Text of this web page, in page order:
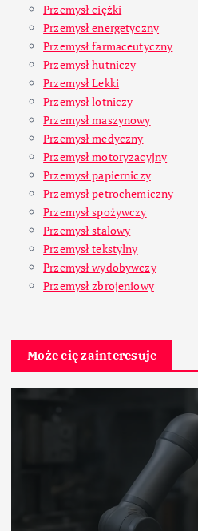
Przemysł ciężki
Przemysł energetyczny
Przemysł farmaceutyczny
Przemysł hutniczy
Przemysł Lekki
Przemysł lotniczy
Przemysł maszynowy
Przemysł medyczny
Przemysł motoryzacyjny
Przemysł papierniczy
Przemysł petrochemiczny
Przemysł spożywczy
Przemysł stalowy
Przemysł tekstylny
Przemysł wydobywczy
Przemysł zbrojeniowy
Może cię zainteresuje